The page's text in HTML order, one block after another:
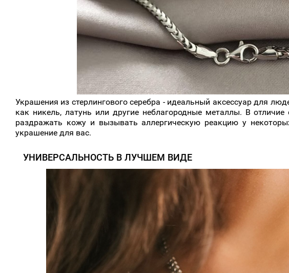
Украшения из стерлингового серебра - идеальный аксессуар для
как никель, латунь или другие неблагородные металлы. В
раздражать кожу и вызывать аллергическую реакцию у
украшение для вас.
УНИВЕРСАЛЬНОСТЬ В ЛУЧШЕМ ВИДЕ